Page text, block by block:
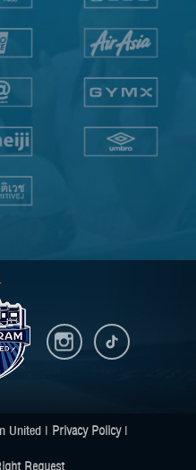
United | Privacy Policy|